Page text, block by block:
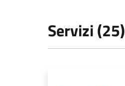
Servizi (25)